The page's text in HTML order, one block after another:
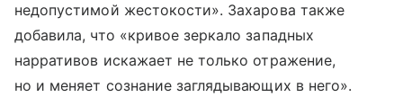
недопустимой жестокости». Захарова также
добавила, что «кривое зеркало западных
нарративов искажает не только отражение,
но и меняет сознание заглядывающих в него».